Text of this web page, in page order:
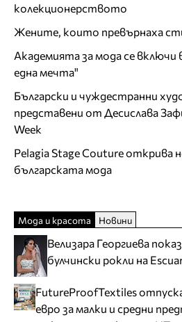
колекционерството
Жените, които превърнаха
Академията за мода се включи
една мечта"
Български и чуждестранни
представени от Десислава
Week
Pelagia Stage Couture открива
българската мода
Мода и красота Новини
Велизара Георгиева
булчински рокли на
FutureProofTextiles
евро за малки и средни